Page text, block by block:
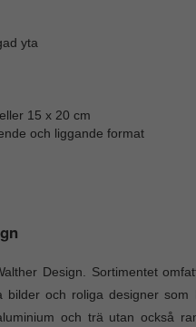
yta
15 x 20 cm
och liggande format
Design. Sortimentet
bilder och roliga designer
och trä utan också